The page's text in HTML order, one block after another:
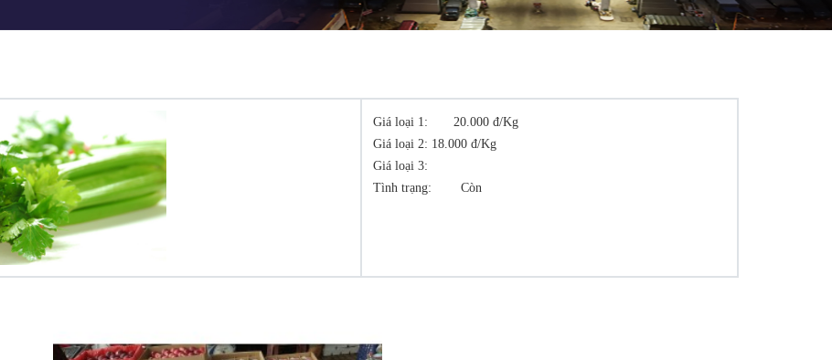
Giá loại 1: 20.000 đ/Kg
Giá loại 2: 18.000 đ/Kg
Giá loại 3:
Tình trạng:
Còn